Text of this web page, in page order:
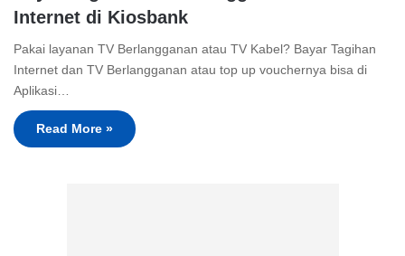
Internet di Kiosbank
Pakai layanan TV Berlangganan atau TV Kabel? Bayar Tagihan
Internet dan TV Berlangganan atau top up vouchernya bisa di
Aplikasi…
Read More »